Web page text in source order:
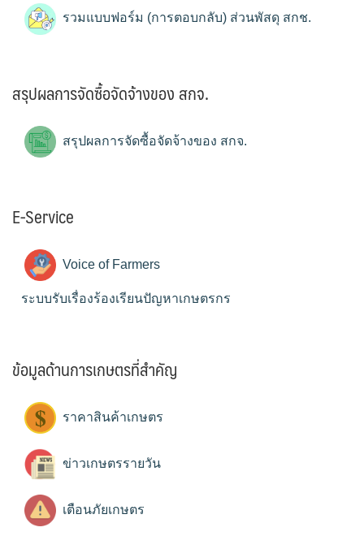
รวมแบบฟอร์ม (การตอบกลับ) ส่วนพัสดุ สกช.
สรุปผลการจัดซื้อจัดจ้างของ สกจ.
สรุปผลการจัดซื้อจัดจ้างของ สกจ.
E-Service
Voice of Farmers
ระบบรับเรื่องร้องเรียนปัญหาเกษตรกร
ข้อมูลด้านการเกษตรที่สำคัญ
ราคาสินค้าเกษตร
ข่าวเกษตรรายวัน
เตือนภัยเกษตร